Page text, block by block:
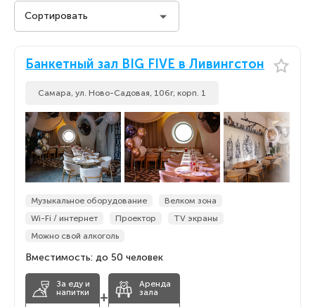
Сортировать
Стоимость на человека
По новизне
По новизне
Банкетный зал BIG FIVE в Ливингстон
Самара, ул. Ново-Садовая, 106г, корп. 1
Музыкальное оборудование
Велком зона
Wi-Fi / интернет
Проектор
TV экраны
Можно свой алкоголь
Вместимость: до 50 человек
За еду и
напитки
+
Аренда
зала